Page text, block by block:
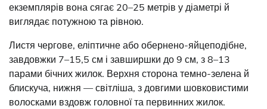
екземплярів вона сягає 20–25 метрів у діаметрі й
виглядає потужною та рівною.
Листя чергове, еліптичне або обернено-яйцеподібне,
завдовжки 7–15,5 см і завширшки до 9 см, з 8–13
парами бічних жилок. Верхня сторона темно-зелена й
блискуча, нижня — світліша, з довгими шовковистими
волосками вздовж головної та первинних жилок.